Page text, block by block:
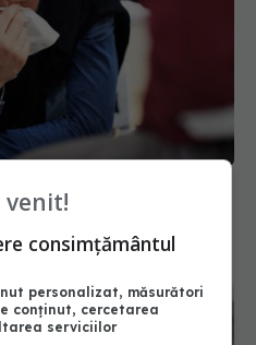
Anca Crupariu:
venit!
consimțământul
personalizat, măsurători
conținut, cercetarea
serviciilor